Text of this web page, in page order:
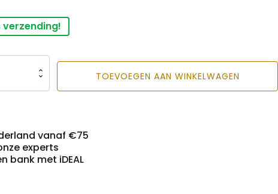
verzending!
TOEVOEGEN AAN WINKELWAGEN
vanaf €75
experts
bank met iDEAL